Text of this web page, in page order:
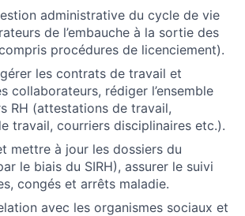
administrative du cycle de vie
de l’embauche à la sortie des
procédures de licenciement).
les contrats de travail et
collaborateurs, rédiger l’ensemble
RH (attestations de travail,
travail, courriers disciplinaires etc.).
mettre à jour les dossiers du
le biais du SIRH), assurer le suivi
congés et arrêts maladie.
avec les organismes sociaux et